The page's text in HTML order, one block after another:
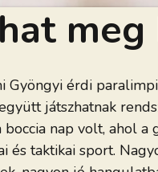
meg
Gyöngyi érdi
játszhatnak
nap volt, ahol
taktikai sport.